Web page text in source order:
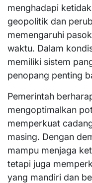
menghadapi
geopolitik dan
memengaruhi
waktu. Dalam
memiliki sistem
penopang penting
Pemerintah
mengoptimalkan
memperkuat
masing. Dengan
mampu menjaga
tetapi juga
yang mandiri dan